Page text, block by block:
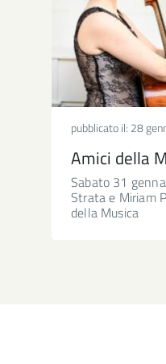
pubblicato il: 28
Amici della
Sabato 31
Strata e Miriam
della Musica